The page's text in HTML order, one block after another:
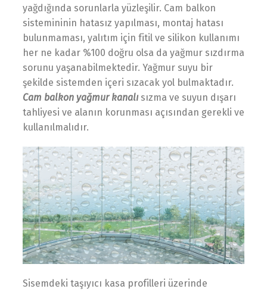
yağdığında sorunlarla yüzleşilir. Cam balkon
sistemininin hatasız yapılması, montaj hatası
bulunmaması, yalıtım için fitil ve silikon kullanımı
her ne kadar %100 doğru olsa da yağmur sızdırma
sorunu yaşanabilmektedir. Yağmur suyu bir
şekilde sistemden içeri sızacak yol bulmaktadır.
Cam balkon yağmur kanalı sızma ve suyun dışarı
tahliyesi ve alanın korunması açısından gerekli ve
kullanılmalıdır.
Sisemdeki taşıyıcı kasa profilleri üzerinde